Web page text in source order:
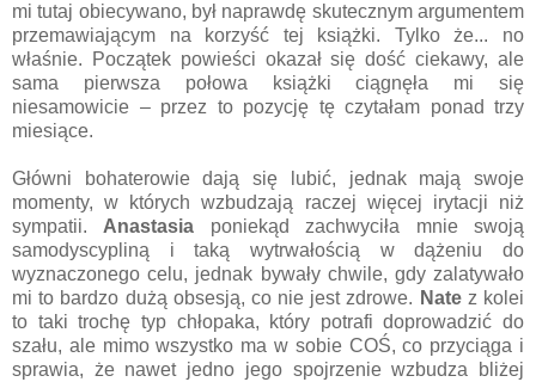
mi tutaj obiecywano, był naprawdę skutecznym argumentem
przemawiającym na korzyść tej książki. Tylko że... no
właśnie. Początek powieści okazał się dość ciekawy, ale
sama pierwsza połowa książki ciągnęła mi się
niesamowicie – przez to pozycję tę czytałam ponad trzy
miesiące.
Główni bohaterowie dają się lubić, jednak mają swoje
momenty, w których wzbudzają raczej więcej irytacji niż
sympatii. Anastasia poniekąd zachwyciła mnie swoją
samodyscypliną i taką wytrwałością w dążeniu do
wyznaczonego celu, jednak bywały chwile, gdy zalatywało
mi to bardzo dużą obsesją, co nie jest zdrowe. Nate z kolei
to taki trochę typ chłopaka, który potrafi doprowadzić do
szału, ale mimo wszystko ma w sobie COŚ, co przyciąga i
sprawia, że nawet jedno jego spojrzenie wzbudza bliżej